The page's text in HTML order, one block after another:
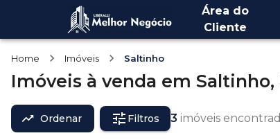
Área do
Cliente
Home Imóveis Saltinho
Imóveis à venda em Saltinho,
Ordenar Filtros 3 imóveis